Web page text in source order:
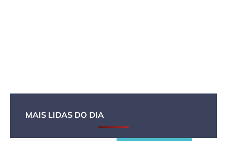
MAIS LIDAS DO DIA